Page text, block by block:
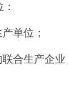
单位；
合生产企业